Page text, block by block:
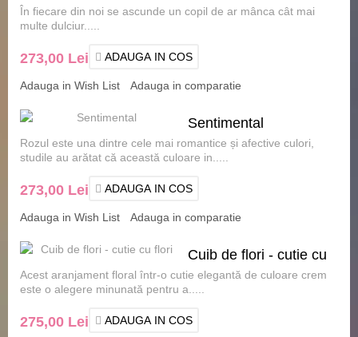
În fiecare din noi se ascunde un copil de ar mânca cât mai
multe dulciur.....
273,00 Lei ADAUGA IN COS
Adauga in Wish List Adauga in comparatie
Sentimental
Rozul este una dintre cele mai romantice și afective culori,
studile au arătat că această culoare in.....
273,00 Lei ADAUGA IN COS
Adauga in Wish List Adauga in comparatie
Cuib de flori - cutie cu
flori
Acest aranjament floral într-o cutie elegantă de culoare crem
este o alegere minunată pentru a.....
275,00 Lei ADAUGA IN COS